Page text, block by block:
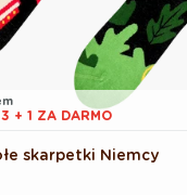
3 + 1 ZA DARMO
skarpetki Niemcy